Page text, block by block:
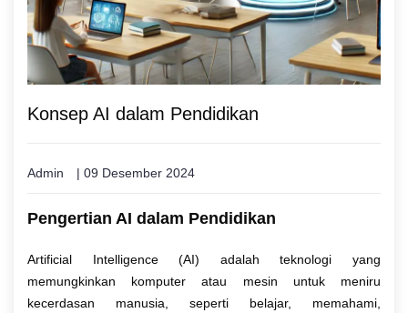
Konsep AI dalam Pendidikan
Admin | 09 Desember 2024
Pengertian AI dalam Pendidikan
Artificial Intelligence (AI) adalah teknologi yang
memungkinkan komputer atau mesin untuk meniru
kecerdasan manusia, seperti belajar, memahami,